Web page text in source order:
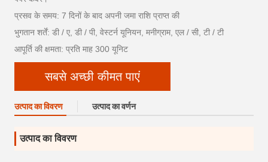
प्रसव के समय: 7 दिनों के बाद अपनी जमा राशि प्राप्त की
भुगतान शर्तें: डी / ए, डी / पी, वेस्टर्न यूनियन, मनीग्राम, एल / सी, टी / टी
आपूर्ति की क्षमता: प्रति माह 300 यूनिट
सबसे अच्छी कीमत पाएं
उत्पाद का विवरण उत्पाद का वर्णन
उत्पाद का विवरण